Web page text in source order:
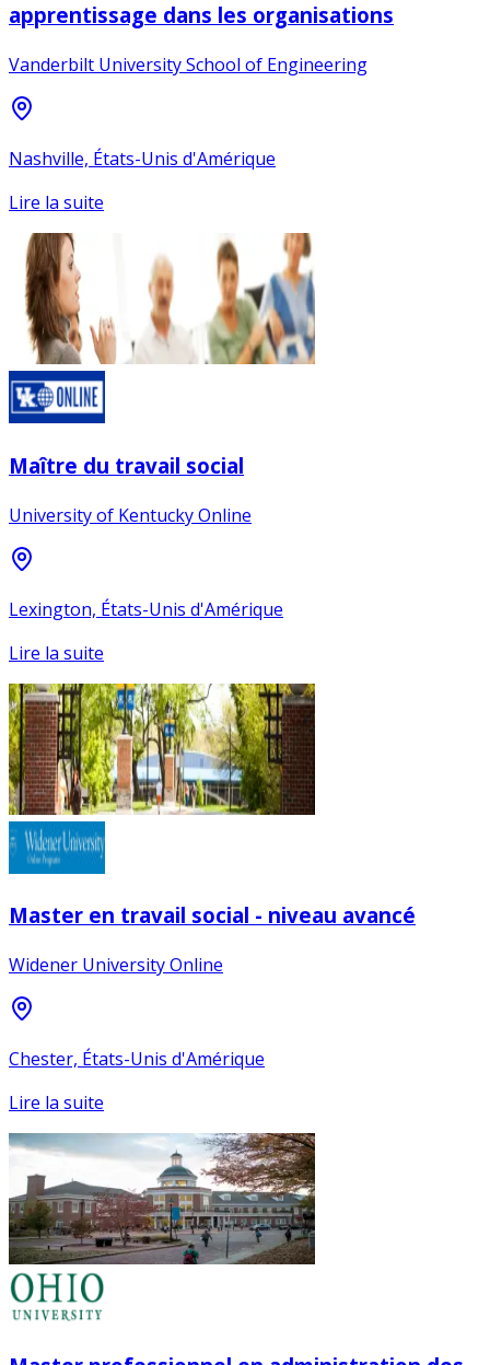
apprentissage dans les organisations
Vanderbilt University School of Engineering
Nashville, États-Unis d'Amérique
Lire la suite
Maître du travail social
University of Kentucky Online
Lexington, États-Unis d'Amérique
Lire la suite
Master en travail social - niveau avancé
Widener University Online
Chester, États-Unis d'Amérique
Lire la suite